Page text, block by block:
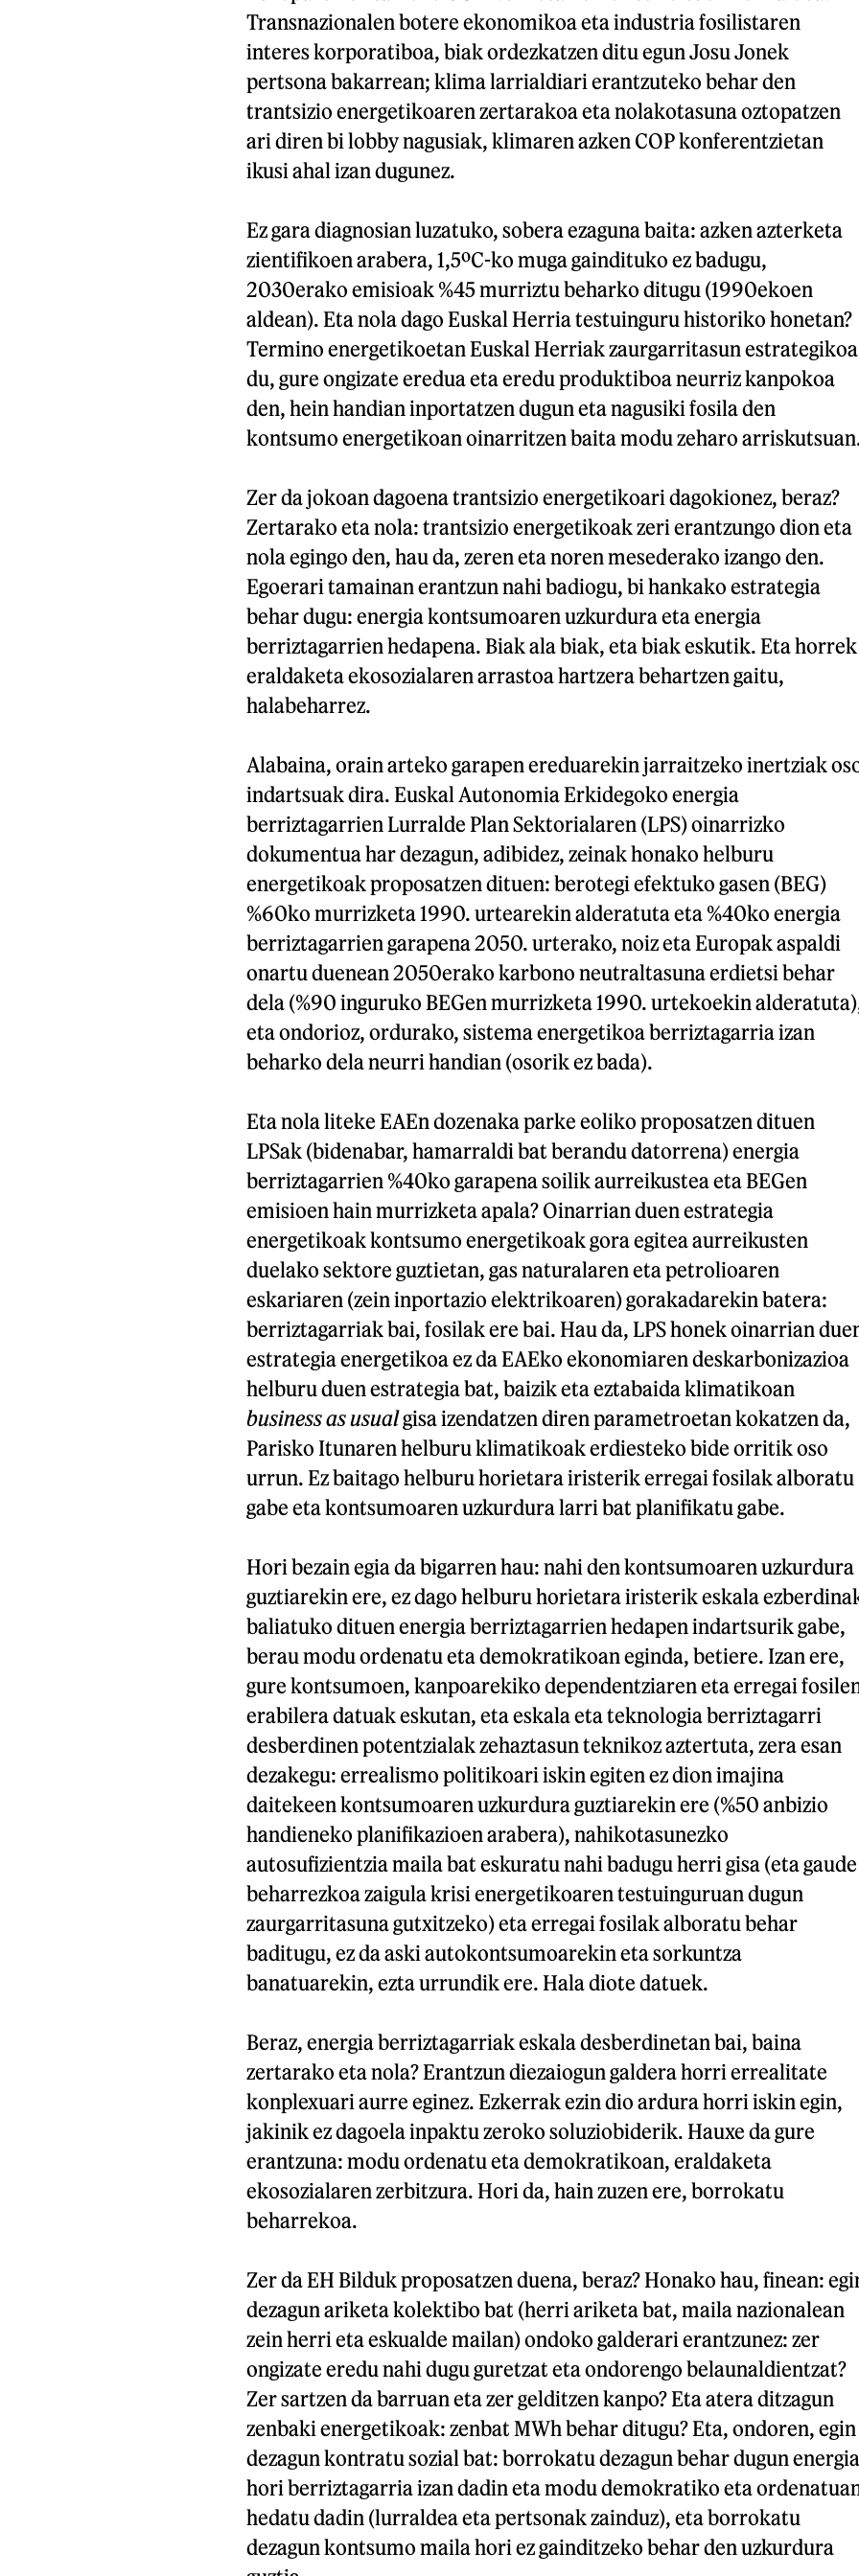
Transnazionalen botere ekonomikoa eta industria fosilistaren
interes korporatiboa, biak ordezkatzen ditu egun Josu Jonek
pertsona bakarrean; klima larrialdiari erantzuteko behar den
trantsizio energetikoaren zertarakoa eta nolakotasuna oztopatzen
ari diren bi lobby nagusiak, klimaren azken COP konferentzietan
ikusi ahal izan dugunez.
Ez gara diagnosian luzatuko, sobera ezaguna baita: azken azterketa
zientifikoen arabera, 1,5ºC-ko muga gaindituko ez badugu,
2030erako emisioak %45 murriztu beharko ditugu (1990ekoen
aldean). Eta nola dago Euskal Herria testuinguru historiko honetan?
Termino energetikoetan Euskal Herriak zaurgarritasun estrategikoa
du, gure ongizate eredua eta eredu produktiboa neurriz kanpokoa
den, hein handian inportatzen dugun eta nagusiki fosila den
kontsumo energetikoan oinarritzen baita modu zeharo
Zer da jokoan dagoena trantsizio energetikoari dagokionez, beraz?
Zertarako eta nola: trantsizio energetikoak zeri erantzungo dion eta
nola egingo den, hau da, zeren eta noren mesederako izango den.
Egoerari tamainan erantzun nahi badiogu, bi hankako estrategia
behar dugu: energia kontsumoaren uzkurdura eta energia
berriztagarrien hedapena. Biak ala biak, eta biak eskutik. Eta horrek
eraldaketa ekosozialaren arrastoa hartzera behartzen gaitu,
halabeharrez.
Alabaina, orain arteko garapen ereduarekin jarraitzeko inertziak
indartsuak dira. Euskal Autonomia Erkidegoko energia
berriztagarrien Lurralde Plan Sektorialaren (LPS) oinarrizko
dokumentua har dezagun, adibidez, zeinak honako helburu
energetikoak proposatzen dituen: berotegi efektuko gasen (BEG)
%60ko murrizketa 1990. urtearekin alderatuta eta %40ko energia
berriztagarrien garapena 2050. urterako, noiz eta Europak aspaldi
onartu duenean 2050erako karbono neutraltasuna erdietsi behar
dela (%90 inguruko BEGen murrizketa 1990. urtekoekin
eta ondorioz, ordurako, sistema energetikoa berriztagarria izan
beharko dela neurri handian (osorik ez bada).
Eta nola liteke EAEn dozenaka parke eoliko proposatzen dituen
LPSak (bidenabar, hamarraldi bat berandu datorrena) energia
berriztagarrien %40ko garapena soilik aurreikustea eta BEGen
emisioen hain murrizketa apala? Oinarrian duen estrategia
energetikoak kontsumo energetikoak gora egitea aurreikusten
duelako sektore guztietan, gas naturalaren eta petrolioaren
eskariaren (zein inportazio elektrikoaren) gorakadarekin batera:
berriztagarriak bai, fosilak ere bai. Hau da, LPS honek oinarrian
estrategia energetikoa ez da EAEko ekonomiaren deskarbonizazioa
helburu duen estrategia bat, baizik eta eztabaida klimatikoan
business as usualgisa izendatzen diren parametroetan kokatzen da,
Parisko Itunaren helburu klimatikoak erdiesteko bide orritik oso
urrun. Ez baitago helburu horietara iristerik erregai fosilak alboratu
gabe eta kontsumoaren uzkurdura larri bat planifikatu gabe.
Hori bezain egia da bigarren hau: nahi den kontsumoaren uzkurdura
guztiarekin ere, ez dago helburu horietara iristerik eskala
baliatuko dituen energia berriztagarrien hedapen indartsurik gabe,
berau modu ordenatu eta demokratikoan eginda, betiere. Izan ere,
gure kontsumoen, kanpoarekiko dependentziaren eta erregai
erabilera datuak eskutan, eta eskala eta teknologia berriztagarri
desberdinen potentzialak zehaztasun teknikoz aztertuta, zera esan
dezakegu: errealismo politikoari iskin egiten ez dion imajina
daitekeen kontsumoaren uzkurdura guztiarekin ere (%50 anbizio
handieneko planifikazioen arabera), nahikotasunezko
autosufizientzia maila bat eskuratu nahi badugu herri gisa (eta gaude
beharrezkoa zaigula krisi energetikoaren testuinguruan dugun
zaurgarritasuna gutxitzeko) eta erregai fosilak alboratu behar
baditugu, ez da aski autokontsumoarekin eta sorkuntza
banatuarekin, ezta urrundik ere. Hala diote datuek.
Beraz, energia berriztagarriak eskala desberdinetan bai, baina
zertarako eta nola? Erantzun diezaiogun galdera horri errealitate
konplexuari aurre eginez. Ezkerrak ezin dio ardura horri iskin egin,
jakinik ez dagoela inpaktu zeroko soluziobiderik. Hauxe da gure
erantzuna: modu ordenatu eta demokratikoan, eraldaketa
ekosozialaren zerbitzura. Hori da, hain zuzen ere, borrokatu
beharrekoa.
Zer da EH Bilduk proposatzen duena, beraz? Honako hau, finean:
dezagun ariketa kolektibo bat (herri ariketa bat, maila nazionalean
zein herri eta eskualde mailan) ondoko galderari erantzunez: zer
ongizate eredu nahi dugu guretzat eta ondorengo belaunaldientzat?
Zer sartzen da barruan eta zer gelditzen kanpo? Eta atera ditzagun
zenbaki energetikoak: zenbat MWh behar ditugu? Eta, ondoren, egin
dezagun kontratu sozial bat: borrokatu dezagun behar dugun energia
hori berriztagarria izan dadin eta modu demokratiko eta
hedatu dadin (lurraldea eta pertsonak zainduz), eta borrokatu
dezagun kontsumo maila hori ez gainditzeko behar den uzkurdura